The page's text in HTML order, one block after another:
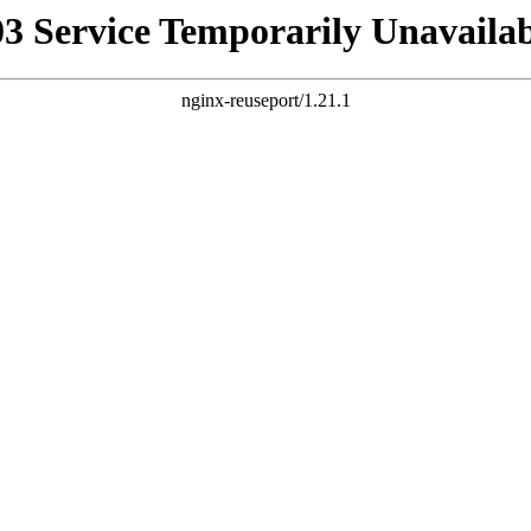
Service Temporarily
nginx-reuseport/1.21.1